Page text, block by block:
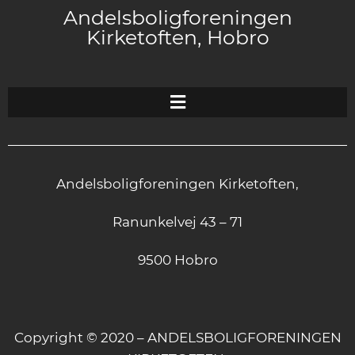
Andelsboligforeningen
Kirketoften, Hobro
Andelsboligforeningen Kirketoften,
Ranunkelvej 43 – 71
9500 Hobro
Copyright © 2020 – ANDELSBOLIGFORENINGEN